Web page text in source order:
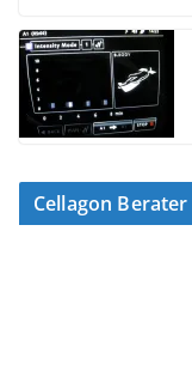
Cellagon Berater